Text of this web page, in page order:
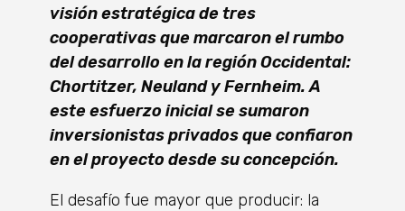
visión estratégica de tres
cooperativas que marcaron el rumbo
del desarrollo en la región Occidental:
Chortitzer, Neuland y Fernheim. A
este esfuerzo inicial se sumaron
inversionistas privados que confiaron
en el proyecto desde su concepción.
El desafío fue mayor que producir: la